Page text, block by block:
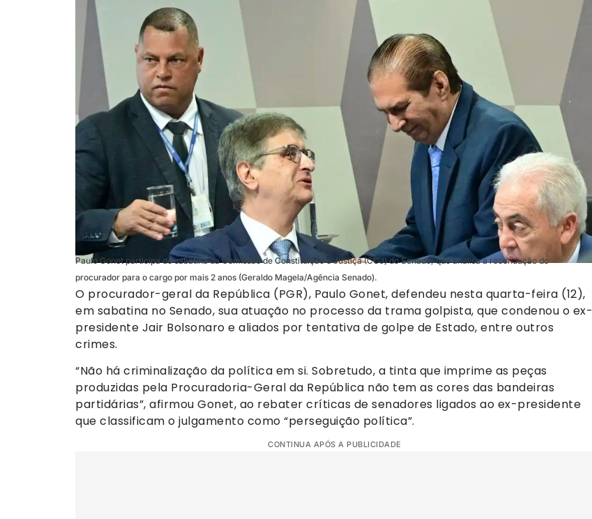
Paulo Gonet participa de sabatina da Comissão de Constituição e Justiça (CCJ) do Senado, que analisa a recondução do
procurador para o cargo por mais 2 anos (Geraldo Magela/Agência Senado).
O procurador-geral da República (PGR), Paulo Gonet, defendeu nesta quarta-feira (12),
em sabatina no Senado, sua atuação no processo da trama golpista, que condenou o ex-
presidente Jair Bolsonaro e aliados por tentativa de golpe de Estado, entre outros
crimes.
“Não há criminalização da política em si. Sobretudo, a tinta que imprime as peças
produzidas pela Procuradoria-Geral da República não tem as cores das bandeiras
partidárias”, afirmou Gonet, ao rebater críticas de senadores ligados ao ex-presidente
que classificam o julgamento como “perseguição política”.
CONTINUA APÓS A PUBLICIDADE